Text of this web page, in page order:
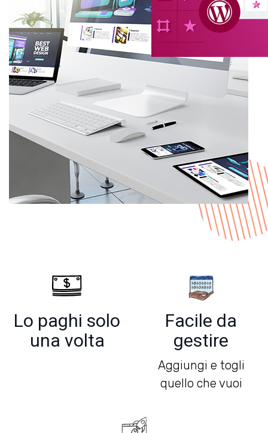
Lo paghi solo
una volta
Facile da
gestire
Aggiungi e togli
quello che vuoi